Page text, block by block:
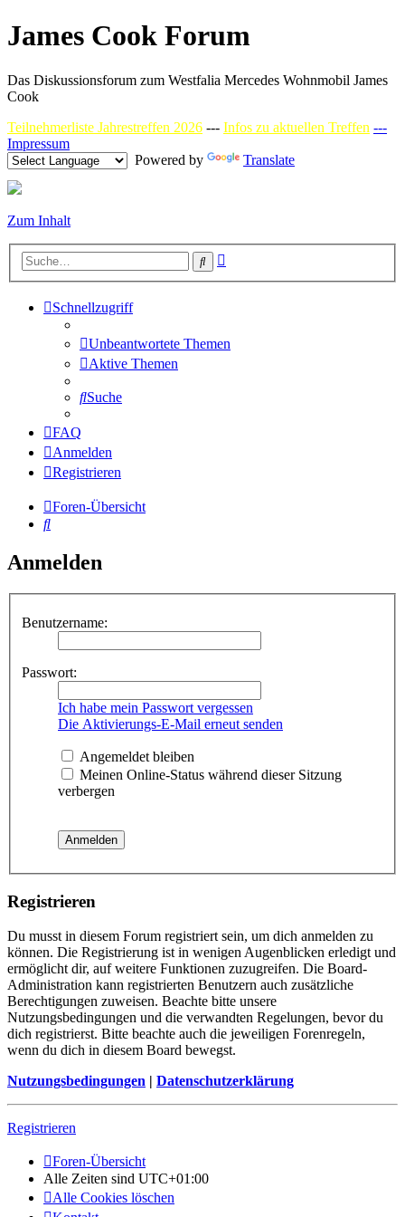
James Cook Forum
Das Diskussionsforum zum Westfalia Mercedes Wohnmobil James
Cook
Teilnehmerliste Jahrestreffen 2026 --- Infos zu aktuellen Treffen ---
Impressum
Powered by
Translate
Zum Inhalt
Suche
Schnellzugriff
Unbeantwortete Themen
Aktive Themen
Suche
FAQ
Anmelden
Registrieren
Foren-Übersicht
Suche
Anmelden
Benutzername:
Passwort:
Ich habe mein Passwort vergessen
Die Aktivierungs-E-Mail erneut senden
Angemeldet bleiben
Meinen Online-Status während dieser Sitzung
verbergen
Registrieren
Du musst in diesem Forum registriert sein, um dich anmelden zu
können. Die Registrierung ist in wenigen Augenblicken erledigt und
ermöglicht dir, auf weitere Funktionen zuzugreifen. Die Board-
Administration kann registrierten Benutzern auch zusätzliche
Berechtigungen zuweisen. Beachte bitte unsere
Nutzungsbedingungen und die verwandten Regelungen, bevor du
dich registrierst. Bitte beachte auch die jeweiligen Forenregeln,
wenn du dich in diesem Board bewegst.
Nutzungsbedingungen | Datenschutzerklärung
Registrieren
Foren-Übersicht
Alle Zeiten sind UTC+01:00
Alle Cookies löschen